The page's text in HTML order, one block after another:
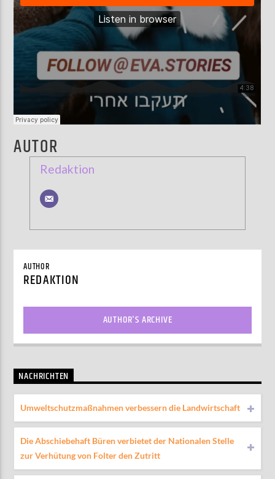
AUTOR
Redaktion
AUTHOR
REDAKTION
AUTHOR'S ARCHIVE
NACHRICHTEN
Umweltschutzmaßnahmen verbessern die Landwirtschaft
Die Abschiebehaft Büren verbietet der Nationalen Stelle
zur Verhütung von Folter den Zutritt